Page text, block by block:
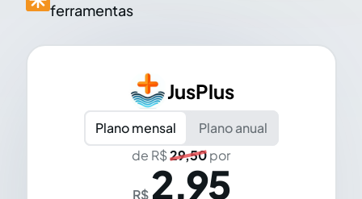
ferramentas
JusPlus
Plano mensal
Plano anual
de R$29,50por
R$ 2,95